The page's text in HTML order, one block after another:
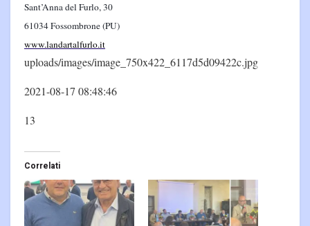
Sant’Anna del Furlo, 30
61034 Fossombrone (PU)
www.landartalfurlo.it
uploads/images/image_750x422_6117d5d09422c.jpg
2021-08-17 08:48:46
13
Correlati